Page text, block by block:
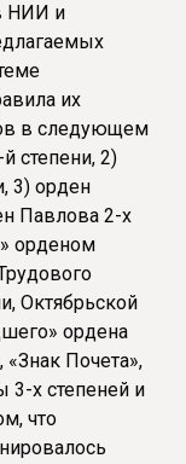
НИИ и
их
в следующем
степени, 2)
3) орден
Павлова 2-х
орденом
Октябрьской
ордена
Почета»,
3-х степеней и
что